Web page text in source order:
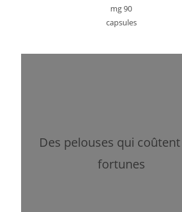
mg 90
capsules
Des pelouses qui
fortunes